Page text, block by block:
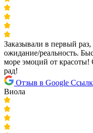
Заказывали в первый
ожидание/реальность.
море эмоций от
рад!
Отзыв в Google
Виола